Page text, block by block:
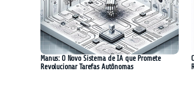
Manus: O Novo Sistema de IA que Promete
Revolucionar Tarefas Autônomas